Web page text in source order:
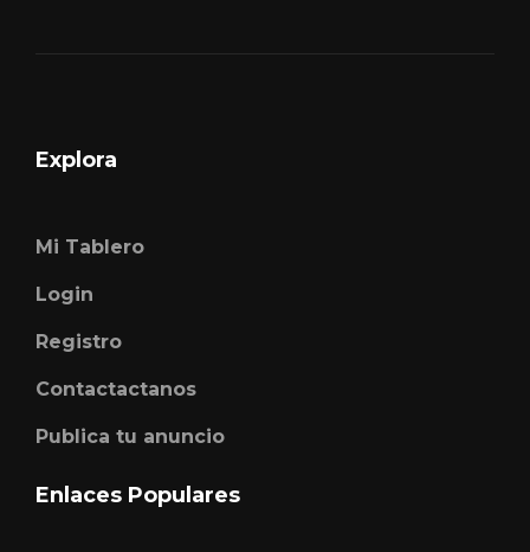
Explora
Mi Tablero
Login
Registro
Contactactanos
Publica tu anuncio
Enlaces Populares